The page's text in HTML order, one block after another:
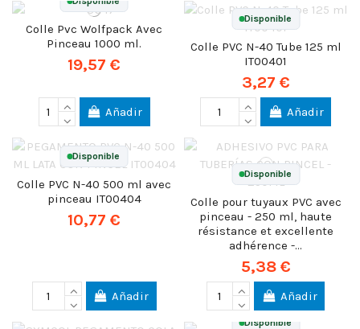
Colle Pvc Wolfpack Avec
Pinceau 1000 ml.
19,57 €
Añadir
Disponible
Colle PVC N-40 Tube 125 ml
IT00401
3,27 €
Añadir
Disponible
Colle PVC N-40 500 ml avec
pinceau IT00404
10,77 €
Añadir
Disponible
Colle pour tuyaux PVC avec
pinceau - 250 ml, haute
résistance et excellente
adhérence -...
5,38 €
Añadir
Disponible